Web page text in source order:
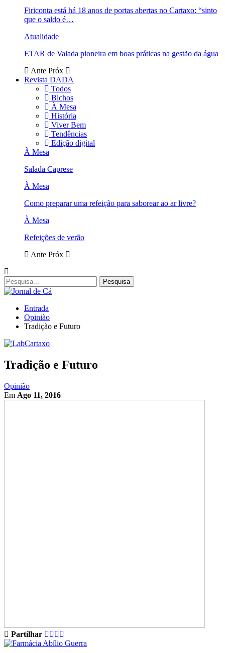
Firiconta está há 18 anos de portas abertas no Cartaxo: “sinto
que o saldo é…
Atualidade
ETAR de Valada pioneira em boas práticas na gestão da água
Ante Próx
Revista DADA
Todos
Bichos
À Mesa
História
Viver Bem
Tendências
Edição digital
À Mesa
Salada Caprese
À Mesa
Como preparar uma refeição para saborear ao ar livre?
À Mesa
Refeições de verão
Ante Próx
Entrada
Opinião
Tradição e Futuro
Tradição e Futuro
Opinião
Em Ago 11, 2016
Partilhar